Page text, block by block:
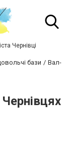
Чернівці
бази
Вал-